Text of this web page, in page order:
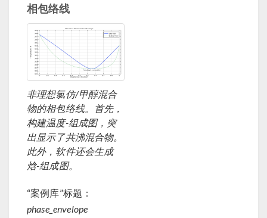
相包络线
非理想氯仿/甲醇混合
物的相包络线。首先，
构建温度-组成图，突
出显示了共沸混合物。
此外，软件还会生成
焓-组成图。
“案例库”标题：
phase_envelope